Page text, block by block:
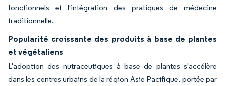
fonctionnels et l'intégration des pratiques de médecine
traditionnelle.
Popularité croissante des produits à base de plantes
et végétaliens
L'adoption des nutraceutiques à base de plantes s'accélère
dans les centres urbains de la région Asie Pacifique, portée par